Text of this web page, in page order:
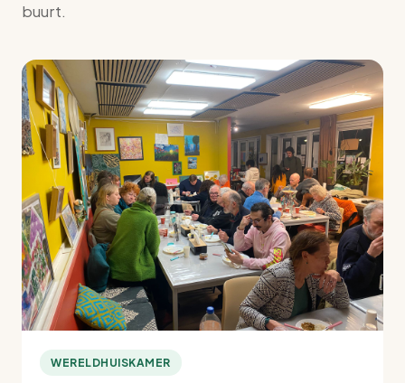
buurt.
WERELDHUISKAMER